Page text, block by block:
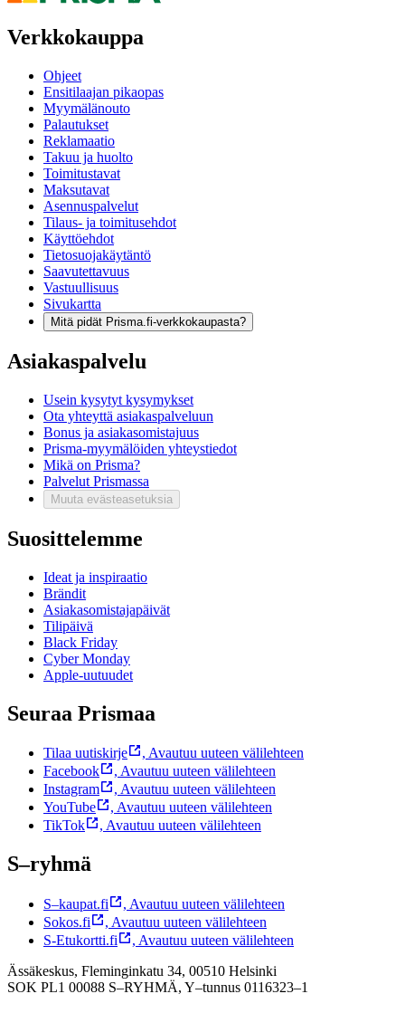
Verkkokauppa
Ohjeet
Ensitilaajan pikaopas
Myymälänouto
Palautukset
Reklamaatio
Takuu ja huolto
Toimitustavat
Maksutavat
Asennuspalvelut
Tilaus- ja toimitusehdot
Käyttöehdot
Tietosuojakäytäntö
Saavutettavuus
Vastuullisuus
Sivukartta
Mitä pidät Prisma.fi-verkkokaupasta?
Asiakaspalvelu
Usein kysytyt kysymykset
Ota yhteyttä asiakaspalveluun
Bonus ja asiakasomistajuus
Prisma-myymälöiden yhteystiedot
Mikä on Prisma?
Palvelut Prismassa
Muuta evästeasetuksia
Suosittelemme
Ideat ja inspiraatio
Brändit
Asiakasomistajapäivät
Tilipäivä
Black Friday
Cyber Monday
Apple-uutuudet
Seuraa Prismaa
Tilaa uutiskirje , Avautuu uuteen välilehteen
Facebook
, Avautuu uuteen välilehteen
Instagram
, Avautuu uuteen välilehteen
YouTube
, Avautuu uuteen välilehteen
TikTok
, Avautuu uuteen välilehteen
S–ryhmä
S–kaupat.fi , Avautuu uuteen välilehteen
Sokos.fi
, Avautuu uuteen välilehteen
S-Etukortti.fi
, Avautuu uuteen välilehteen
Ässäkeskus, Fleminginkatu 34, 00510 Helsinki
SOK PL1 00088 S–RYHMÄ, Y–tunnus 0116323–1